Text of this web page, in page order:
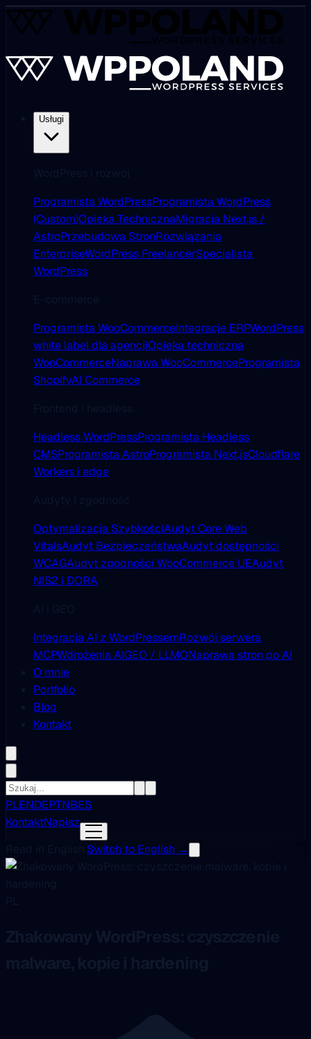
Usługi
Programista WordPressProgramista WordPress
(Custom)Opieka TechnicznaMigracja Next.js /
AstroPrzebudowa StronRozwiązania
EnterpriseWordPress FreelancerSpecjalista
WordPress
Programista WooCommerceIntegracje ERPWordPress
white label dla agencjiOpieka techniczna
WooCommerceNaprawa WooCommerceProgramista
ShopifyAI Commerce
Headless WordPressProgramista Headless
CMSProgramista AstroProgramista Next.jsCloudflare
Workers i edge
Optymalizacja SzybkościAudyt Core Web
VitalsAudyt BezpieczeństwaAudyt dostępności
WCAGAudyt zgodności WooCommerce UEAudyt
NIS2 i DORA
Integracja AI z WordPressemRozwój serwera
MCPWdrożenia AIGEO / LLMONaprawa stron po AI
O mnie
Portfolio
Blog
Kontakt
PLENDEPTNBES
KontaktNapisz
Switch to English →